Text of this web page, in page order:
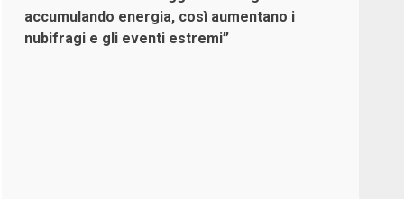
accumulando energia, così aumentano i
nubifragi e gli eventi estremi”